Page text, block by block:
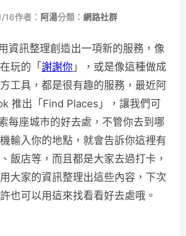
16作者： 阿湯分類： 網路社群
資訊整理創造出一項新的服務，像
玩的「 謝謝你 」，或是像這種做成
工具，都是很有趣的服務，最近阿
推出「Find Places」，讓我們可
每座城市的好去處，不管你去到哪
輸入你的地點，就會告訴你這裡有
飯店等，而且都是大家去過打卡，
大家的資訊整理出這些內容，下次
也可以用這來找看看好去處哦。